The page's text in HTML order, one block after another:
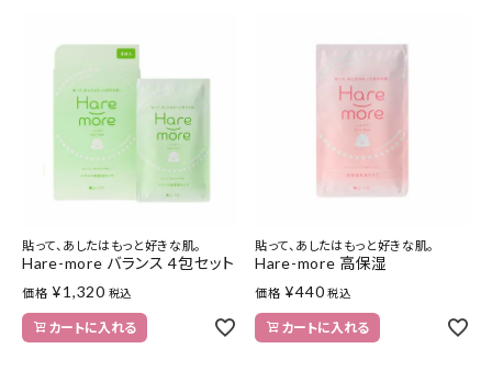
貼って、あしたはもっと好きな肌。
Hare-more バランス 4包セット
価格 ¥1,320 税込
カートに入れる
貼って、あしたはもっと好きな肌。
Hare-more 高保湿
価格 ¥440 税込
カートに入れる